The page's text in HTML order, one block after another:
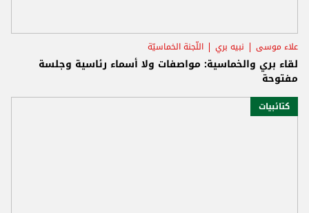
علاء موسى نبيه بري اللّجنة الخماسيّة
لقاء بري والخماسية: مواصفات ولا أسماء رئاسية وجلسة
مفتوحة
كتائبيات